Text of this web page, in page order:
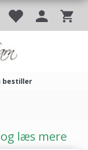
bestiller
læs mere